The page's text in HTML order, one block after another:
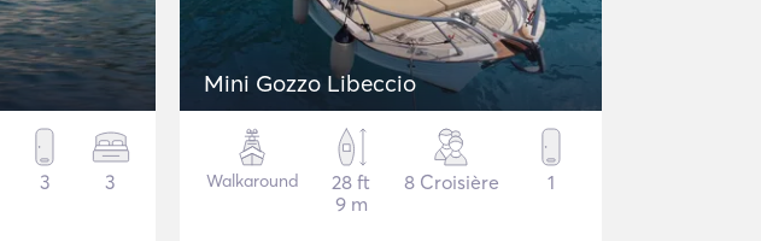
3 3
Mini Gozzo Libeccio
Walkaround
28 ft
9 m
8 Croisière 1